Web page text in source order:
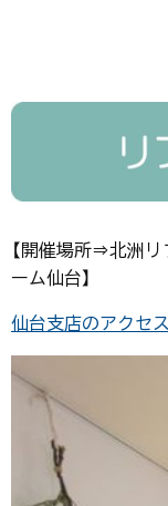
【開催場所⇒北洲
ーム仙台】
仙台支店のアクセ